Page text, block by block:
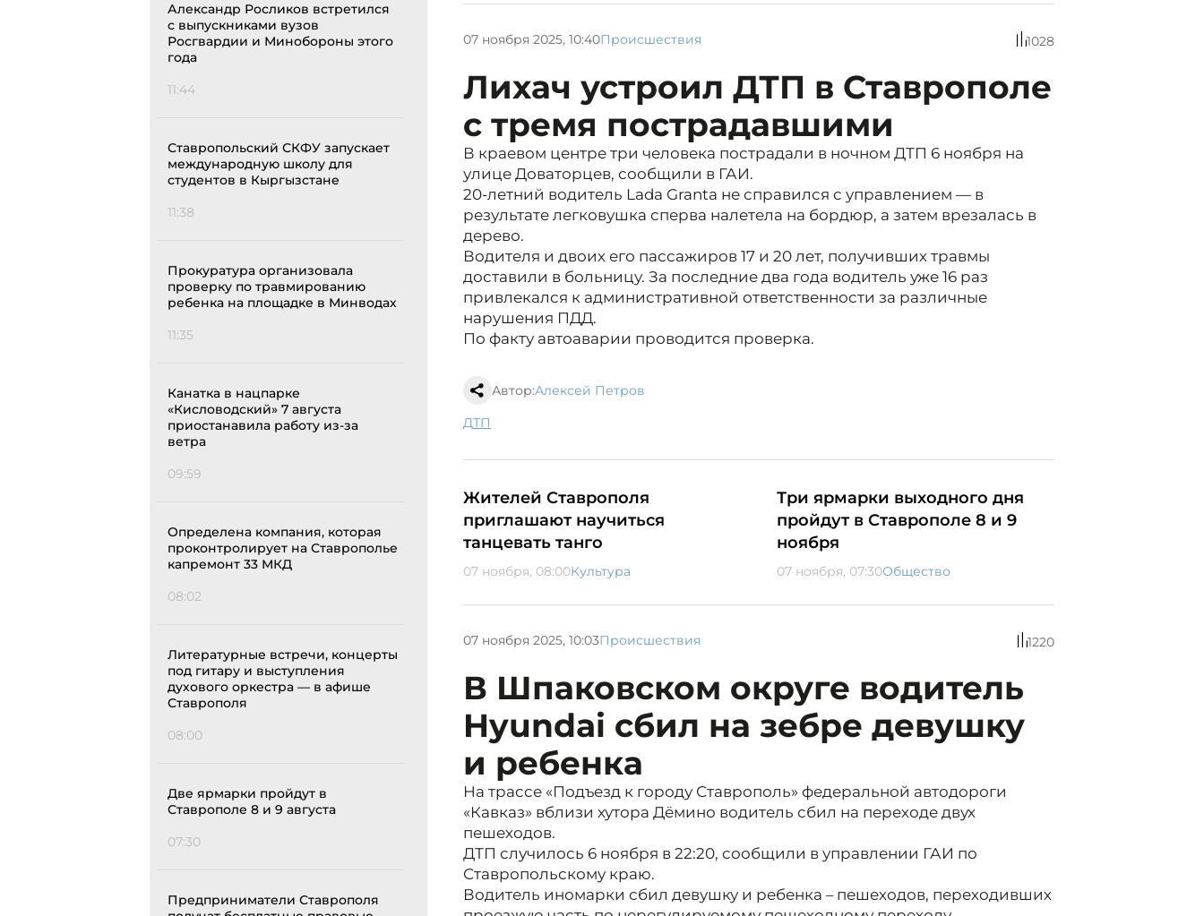
Александр Росликов встретился
с выпускниками вузов
Росгвардии и Минобороны этого
года
11:44
Ставропольский СКФУ запускает
международную школу для
студентов в Кыргызстане
11:38
Прокуратура организовала
проверку по травмированию
ребенка на площадке в Минводах
11:35
Канатка в нацпарке
«Кисловодский» 7 августа
приостанавила работу из-за
ветра
09:59
Определена компания, которая
проконтролирует на Ставрополье
капремонт 33 МКД
08:02
Литературные встречи, концерты
под гитару и выступления
духового оркестра — в афише
Ставрополя
08:00
Две ярмарки пройдут в
Ставрополе 8 и 9 августа
07:30
Предприниматели Ставрополя
07 ноября 2025, 10:40Происшествия 1028
Лихач устроил ДТП в Ставрополе
с тремя пострадавшими
В краевом центре три человека пострадали в ночном ДТП 6 ноября на
улице Доваторцев, сообщили в ГАИ.
20-летний водитель Lada Granta не справился с управлением — в
результате легковушка сперва налетела на бордюр, а затем врезалась в
дерево.
Водителя и двоих его пассажиров 17 и 20 лет, получивших травмы
доставили в больницу. За последние два года водитель уже 16 раз
привлекался к административной ответственности за различные
нарушения ПДД.
По факту автоаварии проводится проверка.
Автор:Алексей Петров
ДТП
Жителей Ставрополя
приглашают научиться
танцевать танго
07 ноября, 08:00Культура
Три ярмарки выходного дня
пройдут в Ставрополе 8 и 9
ноября
07 ноября, 07:30Общество
07 ноября 2025, 10:03Происшествия 1220
В Шпаковском округе водитель
Hyundai сбил на зебре девушку
и ребенка
На трассе «Подъезд к городу Ставрополь» федеральной автодороги
«Кавказ» вблизи хутора Дёмино водитель сбил на переходе двух
пешеходов.
ДТП случилось 6 ноября в 22:20, сообщили в управлении ГАИ по
Ставропольскому краю.
Водитель иномарки сбил девушку и ребенка – пешеходов, переходивших